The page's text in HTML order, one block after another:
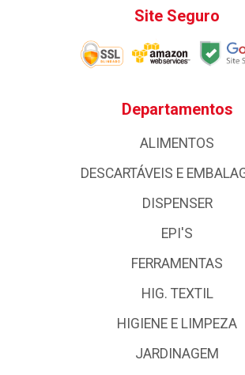
Site Seguro
Departamentos
ALIMENTOS
DESCARTÁVEIS E
DISPENSER
EPI'S
FERRAMENTAS
HIG. TEXTIL
HIGIENE E LIMPEZA
JARDINAGEM